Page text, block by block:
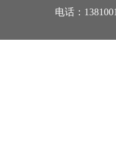
电话：